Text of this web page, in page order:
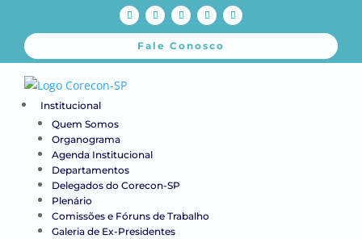
Fale Conosco
Institucional
Quem Somos
Organograma
Agenda Institucional
Departamentos
Delegados do Corecon-SP
Plenário
Comissões e Fóruns de Trabalho
Galeria de Ex-Presidentes